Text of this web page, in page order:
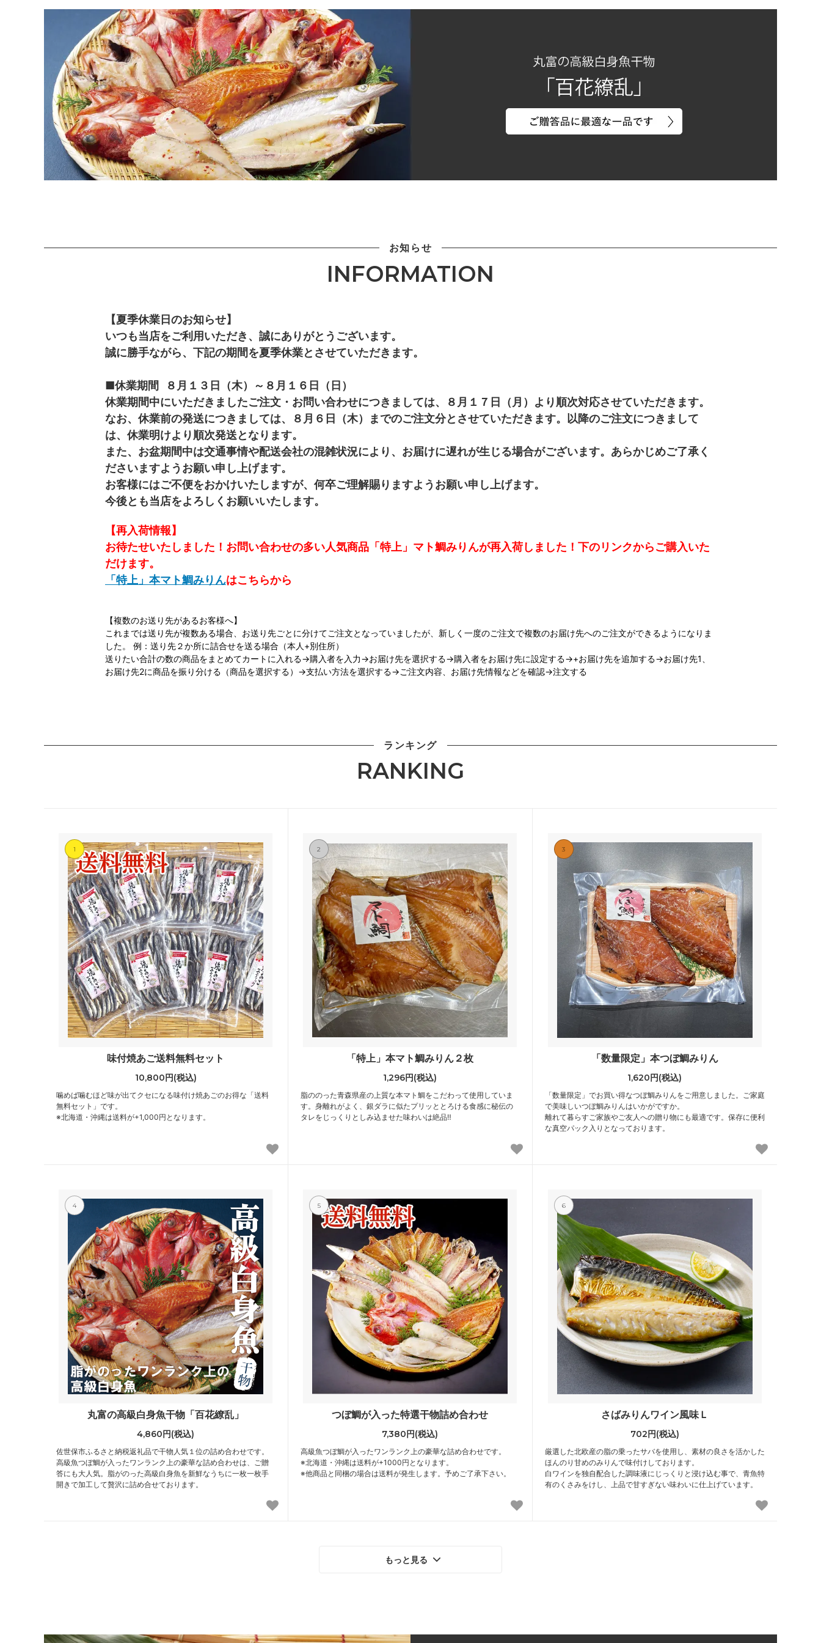
お知らせ
INFORMATION
【夏季休業日のお知らせ】
いつも当店をご利用いただき、誠にありがとうございます。
誠に勝手ながら、下記の期間を夏季休業とさせていただきます。
■休業期間 ８月１３日（木）～８月１６日（日）
休業期間中にいただきましたご注文・お問い合わせにつきましては、８月１７日（月）より順次対応させていただきます。
なお、休業前の発送につきましては、８月６日（木）までのご注文分とさせていただきます。以降のご注文につきまして
は、休業明けより順次発送となります。
また、お盆期間中は交通事情や配送会社の混雑状況により、お届けに遅れが生じる場合がございます。あらかじめご了承く
ださいますようお願い申し上げます。
お客様にはご不便をおかけいたしますが、何卒ご理解賜りますようお願い申し上げます。
今後とも当店をよろしくお願いいたします。
【再入荷情報】
お待たせいたしました！お問い合わせの多い人気商品「特上」マト鯛みりんが再入荷しました！下のリンクからご購入いた
だけます。
「特上」本マト鯛みりんはこちらから
【複数のお送り先があるお客様へ】
これまでは送り先が複数ある場合、お送り先ごとに分けてご注文となっていましたが、新しく一度のご注文で複数のお届け先へのご注文ができるようになりま
した。 例：送り先２か所に詰合せを送る場合（本人+別住所）
送りたい合計の数の商品をまとめてカートに入れる→購入者を入力→お届け先を選択する→購入者をお届け先に設定する→+お届け先を追加する→お届け先1、
お届け先2に商品を振り分ける（商品を選択する）→支払い方法を選択する→ご注文内容、お届け先情報などを確認→注文する
ランキング
RANKING
1
味付焼あご送料無料セット
10,800円(税込)
噛めば噛むほど味が出てクセになる味付け焼あごのお得な「送料
無料セット」です。
※北海道・沖縄は送料が+1,000円となります。
2
「特上」本マト鯛みりん２枚
1,296円(税込)
脂ののった青森県産の上質な本マト鯛をこだわって使用していま
す。身離れがよく、銀ダラに似たプリッととろける食感に秘伝の
タレをじっくりとしみ込ませた味わいは絶品‼
3
「数量限定」本つぼ鯛みりん
1,620円(税込)
「数量限定」でお買い得なつぼ鯛みりんをご用意しました。ご家庭
で美味しいつぼ鯛みりんはいかがですか。
離れて暮らすご家族やご友人への贈り物にも最適です。保存に便利
な真空パック入りとなっております。
4
丸富の高級白身魚干物「百花繚乱」
4,860円(税込)
佐世保市ふるさと納税返礼品で干物人気１位の詰め合わせです。
高級魚つぼ鯛が入ったワンランク上の豪華な詰め合わせは、ご贈
答にも大人気。脂がのった高級白身魚を新鮮なうちに一枚一枚手
開きで加工して贅沢に詰め合せております。
5
つぼ鯛が入った特選干物詰め合わせ
7,380円(税込)
高級魚つぼ鯛が入ったワンランク上の豪華な詰め合わせです。
※北海道・沖縄は送料が+1000円となります。
※他商品と同梱の場合は送料が発生します。予めご了承下さい。
6
さばみりんワイン風味Ｌ
702円(税込)
厳選した北欧産の脂の乗ったサバを使用し、素材の良さを活かした
ほんのり甘めのみりんで味付けしております。
白ワインを独自配合した調味液にじっくりと浸け込む事で、青魚特
有のくさみをけし、上品で甘すぎない味わいに仕上げています。
もっと見る